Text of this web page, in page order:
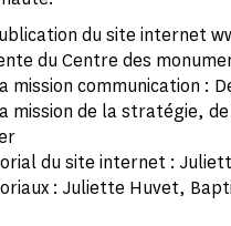
du site internet
du Centre des
mission communication :
mission de la stratégie,
du site internet :
: Juliette Huvet,